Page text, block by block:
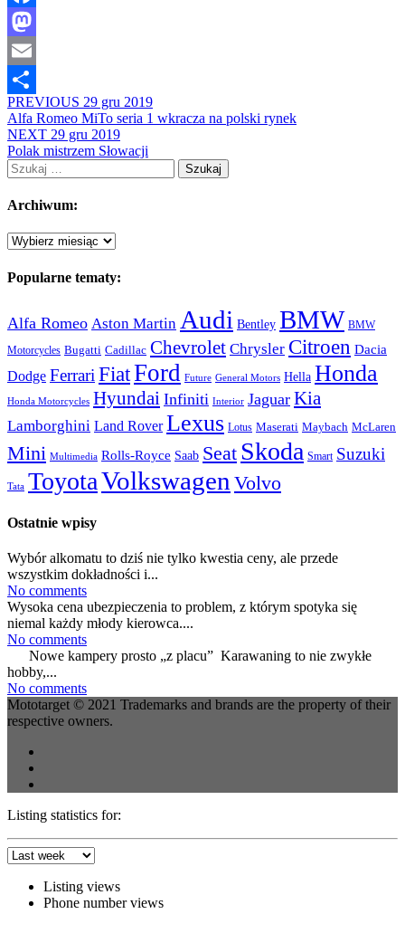
Facebook
Mastodon
Email
Share
PREVIOUS 29 gru 2019
Alfa Romeo MiTo seria 1 wkracza na polski rynek
NEXT 29 gru 2019
Polak mistrzem Słowacji
Szukaj:
Archiwum:
Archiwum:
Popularne tematy:
Alfa Romeo Aston Martin Audi Bentley BMW BMW
Motorcycles Bugatti Cadillac Chevrolet Chrysler Citroen Dacia
Dodge Ferrari FiatFord Future General Motors Hella Honda
Honda Motorcycles Hyundai Infiniti Interior Jaguar Kia
Lamborghini Land Rover Lexus Lotus Maserati Maybach McLaren
Mini Multimedia Rolls-Royce Saab Seat Skoda Smart Suzuki
Tata ToyotaVolkswagen Volvo
Ostatnie wpisy
Wybór alkomatu to dziś nie tylko kwestia ceny, ale przede
wszystkim dokładności i...
No comments
Wysoka cena ubezpieczenia to problem, z którym spotyka się
niemal każdy młody kierowca....
No comments
Nowe kampery prosto „z placu” Karawaning to nie zwykłe
hobby,...
No comments
Mototarget © 2021 Trademarks and brands are the property of their
respective owners.
Listing statistics for:
Listing views
Phone number views